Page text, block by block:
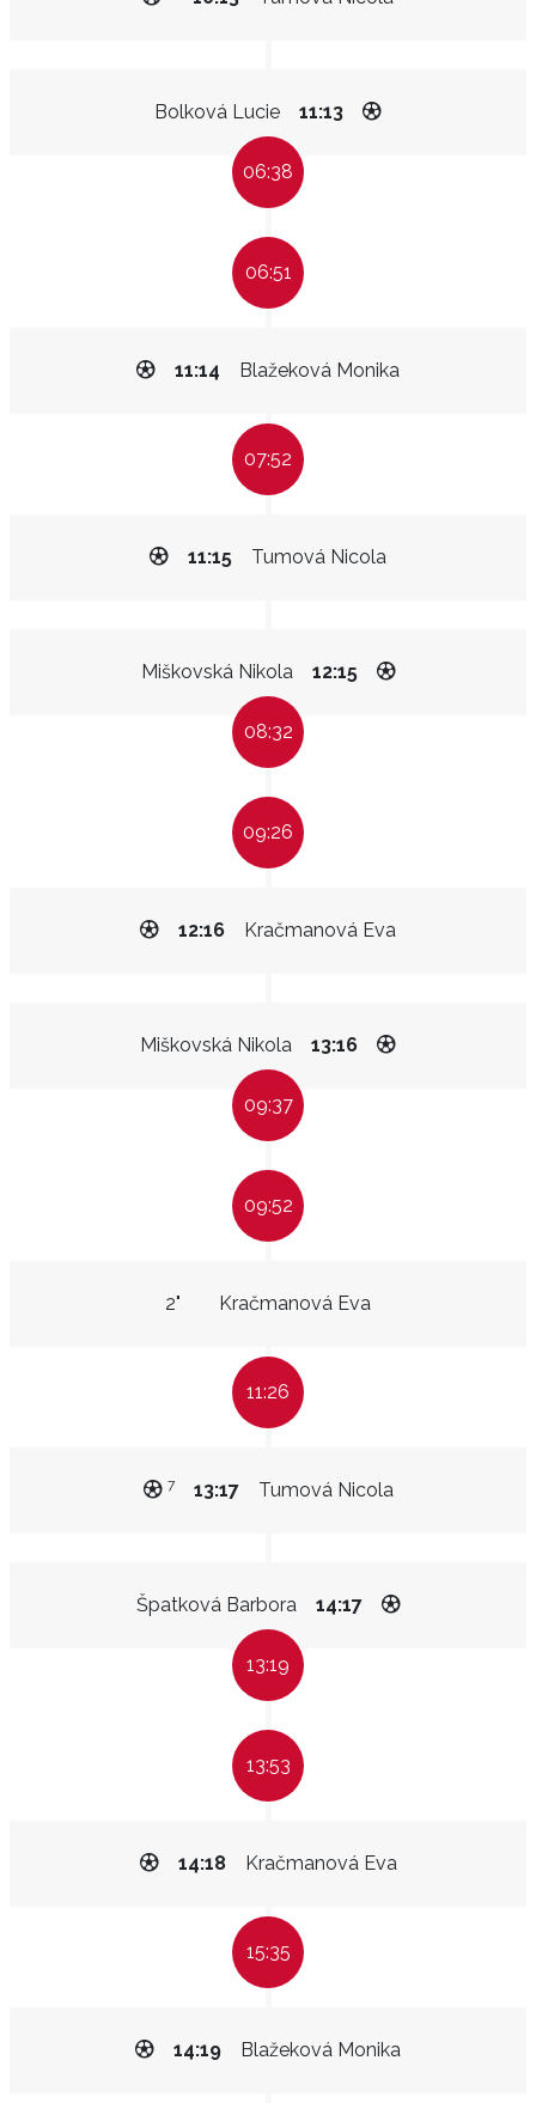
Bolková Lucie 11:13
06:38
06:51
Blažeková Monika
11:14
07:52
Tumová Nicola
11:15
Miškovská Nikola 12:15
08:32
09:26
Kračmanová Eva
12:16
Miškovská Nikola 13:16
09:37
09:52
Kračmanová Eva
2"
11:26
Tumová Nicola
13:17
7
Špatková Barbora 14:17
13:19
13:53
Kračmanová Eva
14:18
15:35
Blažeková Monika
14:19